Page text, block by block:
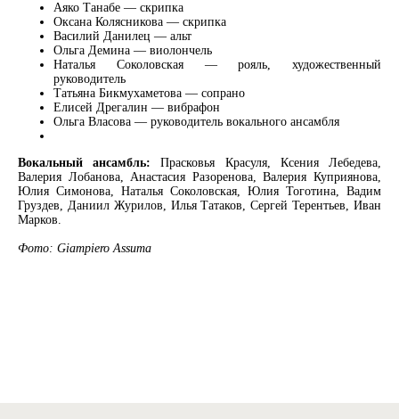
Аяко Танабе — скрипка
Оксана Колясникова — скрипка
Василий Данилец — альт
Ольга Демина — виолончель
Наталья Соколовская — рояль, художественный
руководитель
Татьяна Бикмухаметова — сопрано
Елисей Дрегалин — вибрафон
Ольга Власова — руководитель вокального ансамбля
Вокальный ансамбль:Прасковья Красуля, Ксения Лебедева,
Валерия Лобанова, Анастасия Разоренова, Валерия Куприянова,
Юлия Симонова, Наталья Соколовская, Юлия Тоготина, Вадим
Груздев, Даниил Журилов, Илья Татаков, Сергей Терентьев, Иван
Марков.
Фото: Giampiero Assuma